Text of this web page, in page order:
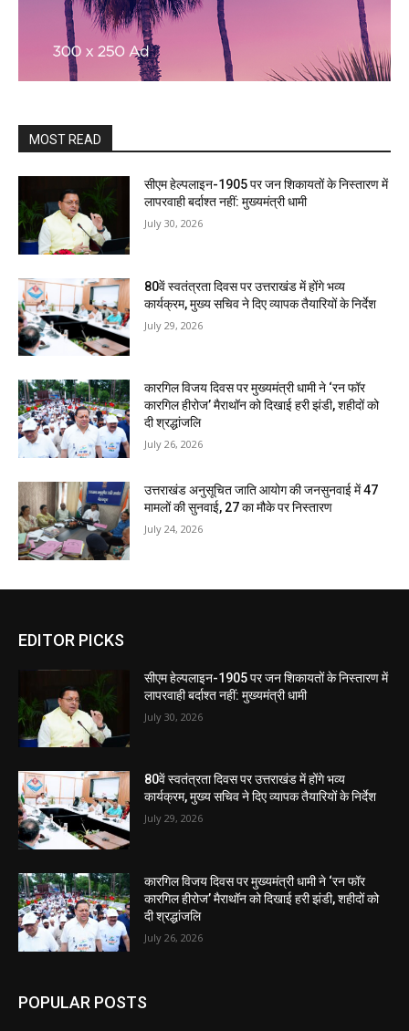
MOST READ
सीएम हेल्पलाइन-1905 पर जन शिकायतों के निस्तारण में
लापरवाही बर्दाश्त नहीं: मुख्यमंत्री धामी
July 30, 2026
80वें स्वतंत्रता दिवस पर उत्तराखंड में होंगे भव्य
कार्यक्रम, मुख्य सचिव ने दिए व्यापक तैयारियों के निर्देश
July 29, 2026
कारगिल विजय दिवस पर मुख्यमंत्री धामी ने ‘रन फॉर
कारगिल हीरोज’ मैराथॉन को दिखाई हरी झंडी, शहीदों को
दी श्रद्धांजलि
July 26, 2026
उत्तराखंड अनुसूचित जाति आयोग की जनसुनवाई में 47
मामलों की सुनवाई, 27 का मौके पर निस्तारण
July 24, 2026
EDITOR PICKS
सीएम हेल्पलाइन-1905 पर जन शिकायतों के निस्तारण में
लापरवाही बर्दाश्त नहीं: मुख्यमंत्री धामी
July 30, 2026
80वें स्वतंत्रता दिवस पर उत्तराखंड में होंगे भव्य
कार्यक्रम, मुख्य सचिव ने दिए व्यापक तैयारियों के निर्देश
July 29, 2026
कारगिल विजय दिवस पर मुख्यमंत्री धामी ने ‘रन फॉर
कारगिल हीरोज’ मैराथॉन को दिखाई हरी झंडी, शहीदों को
दी श्रद्धांजलि
July 26, 2026
POPULAR POSTS